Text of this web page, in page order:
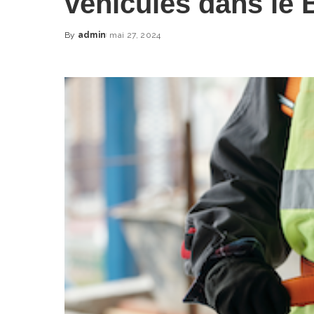
Posted
By admin mai 27, 2024